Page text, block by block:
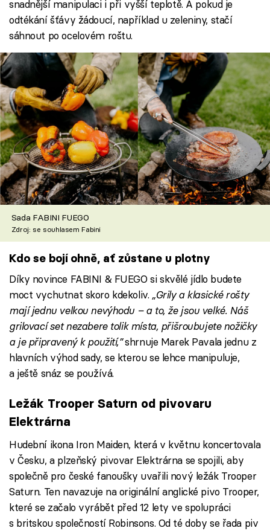
snadnější manipulaci i při vyšší teplotě. A pokud je
odtékání šťávy žádoucí, například u zeleniny, stačí
sáhnout po ocelovém roštu.
Sada FABINI FUEGO
Zdroj: se souhlasem Fabini
Kdo se bojí ohně, ať zůstane u plotny
Díky novince FABINI & FUEGO si skvělé jídlo budete
moct vychutnat skoro kdekoliv. „Grily a klasické rošty
mají jednu velkou nevýhodu – a to, že jsou velké. Náš
grilovací set nezabere tolik místa, přišroubujete nožičky
a je připravený k použití,”shrnuje Marek Pavala jednu z
hlavních výhod sady, se kterou se lehce manipuluje,
a ještě snáz se používá.
Ležák Trooper Saturn od pivovaru
Elektrárna
Hudební ikona Iron Maiden, která v květnu koncertovala
v Česku, a plzeňský pivovar Elektrárna se spojili, aby
společně pro české fanoušky uvařili nový ležák Trooper
Saturn. Ten navazuje na originální anglické pivo Trooper,
které se začalo vyrábět před 12 lety ve spolupráci
s britskou společností Robinsons. Od té doby se řada piv